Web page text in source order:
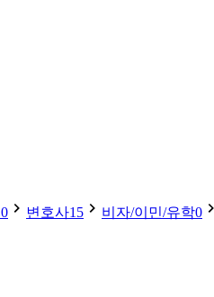
0 변호사15 비자/이민/유학0